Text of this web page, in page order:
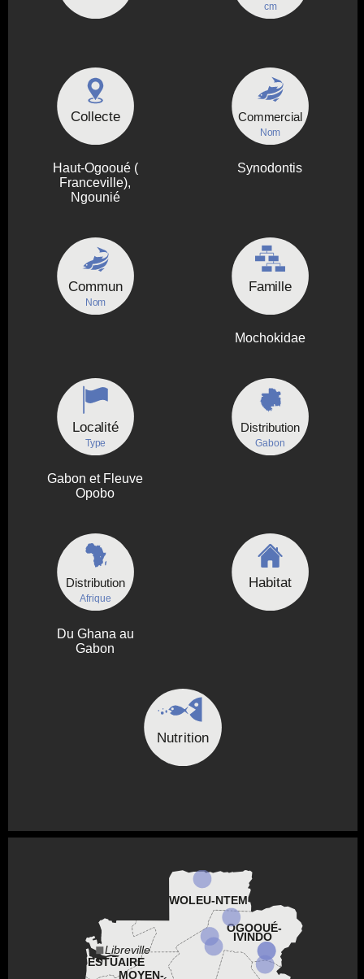
cm
Collecte
Haut-Ogooué (
Franceville),
Ngounié
Commercial
Nom
Synodontis
Commun
Nom
Famille
Mochokidae
Localité
Type
Gabon et Fleuve
Opobo
Distribution
Gabon
Distribution
Afrique
Du Ghana au
Gabon
Habitat
Nutrition
MOYEN-
ESTUAIRE
OGOOUÉ-
IVINDO
WOLEU-NTEM
Libreville